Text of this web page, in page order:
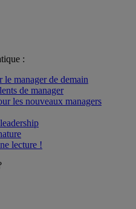
:
manager de demain
de manager
les nouveaux managers
lecture !